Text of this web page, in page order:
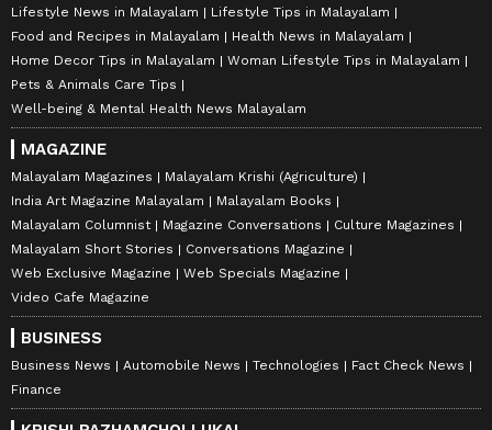
Lifestyle News in Malayalam
Lifestyle Tips in Malayalam
Food and Recipes in Malayalam
Health News in Malayalam
Home Decor Tips in Malayalam
Woman Lifestyle Tips in Malayalam
Pets & Animals Care Tips
Well-being & Mental Health News Malayalam
MAGAZINE
Malayalam Magazines
Malayalam Krishi (Agriculture)
India Art Magazine Malayalam
Malayalam Books
Malayalam Columnist
Magazine Conversations
Culture Magazines
Malayalam Short Stories
Conversations Magazine
Web Exclusive Magazine
Web Specials Magazine
Video Cafe Magazine
BUSINESS
Business News Automobile News Technologies
Fact Check News
Finance